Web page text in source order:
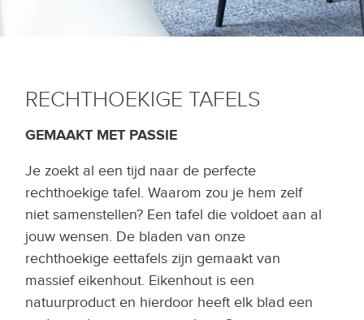
RECHTHOEKIGE TAFELS
GEMAAKT MET PASSIE
Je zoekt al een tijd naar de perfecte
rechthoekige tafel. Waarom zou je hem zelf
niet samenstellen? Een tafel die voldoet aan al
jouw wensen. De bladen van onze
rechthoekige eettafels zijn gemaakt van
massief eikenhout. Eikenhout is een
natuurproduct en hierdoor heeft elk blad een